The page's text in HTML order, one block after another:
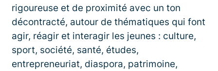
rigoureuse et de proximité avec un ton
décontracté, autour de thématiques qui font
agir, réagir et interagir les jeunes : culture,
sport, société, santé, études,
entrepreneuriat, diaspora, patrimoine,